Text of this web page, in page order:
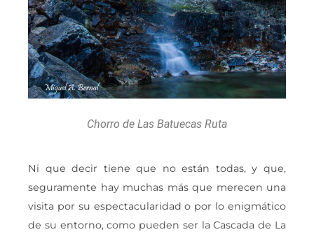
Chorro de Las Batuecas Ruta
Ni que decir tiene que no están todas, y que,
seguramente hay muchas más que merecen una
visita por su espectacularidad o por lo enigmático
de su entorno, como pueden ser la Cascada de La